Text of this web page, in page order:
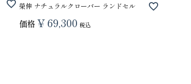
榮伸 ナチュラルクローバー ランドセル
価格 ¥69,300 税込